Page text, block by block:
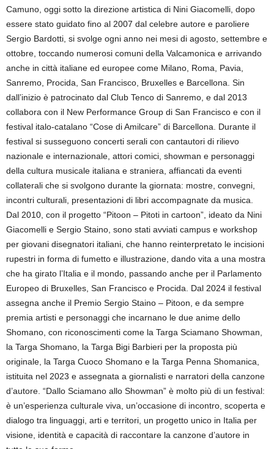
Camuno, oggi sotto la direzione artistica di Nini Giacomelli, dopo
essere stato guidato fino al 2007 dal celebre autore e paroliere
Sergio Bardotti, si svolge ogni anno nei mesi di agosto, settembre e
ottobre, toccando numerosi comuni della Valcamonica e arrivando
anche in città italiane ed europee come Milano, Roma, Pavia,
Sanremo, Procida, San Francisco, Bruxelles e Barcellona. Sin
dall’inizio è patrocinato dal Club Tenco di Sanremo, e dal 2013
collabora con il New Performance Group di San Francisco e con il
festival italo-catalano “Cose di Amilcare” di Barcellona. Durante il
festival si susseguono concerti serali con cantautori di rilievo
nazionale e internazionale, attori comici, showman e personaggi
della cultura musicale italiana e straniera, affiancati da eventi
collaterali che si svolgono durante la giornata: mostre, convegni,
incontri culturali, presentazioni di libri accompagnate da musica.
Dal 2010, con il progetto “Pitoon – Pitoti in cartoon”, ideato da Nini
Giacomelli e Sergio Staino, sono stati avviati campus e workshop
per giovani disegnatori italiani, che hanno reinterpretato le incisioni
rupestri in forma di fumetto e illustrazione, dando vita a una mostra
che ha girato l’Italia e il mondo, passando anche per il Parlamento
Europeo di Bruxelles, San Francisco e Procida. Dal 2024 il festival
assegna anche il Premio Sergio Staino – Pitoon, e da sempre
premia artisti e personaggi che incarnano le due anime dello
Shomano, con riconoscimenti come la Targa Sciamano Showman,
la Targa Shomano, la Targa Bigi Barbieri per la proposta più
originale, la Targa Cuoco Shomano e la Targa Penna Shomanica,
istituita nel 2023 e assegnata a giornalisti e narratori della canzone
d’autore. “Dallo Sciamano allo Showman” è molto più di un festival:
è un’esperienza culturale viva, un’occasione di incontro, scoperta e
dialogo tra linguaggi, arti e territori, un progetto unico in Italia per
visione, identità e capacità di raccontare la canzone d’autore in